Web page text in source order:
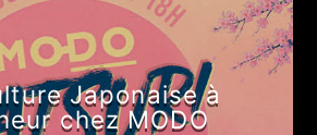
Japonaise à
chez MODO